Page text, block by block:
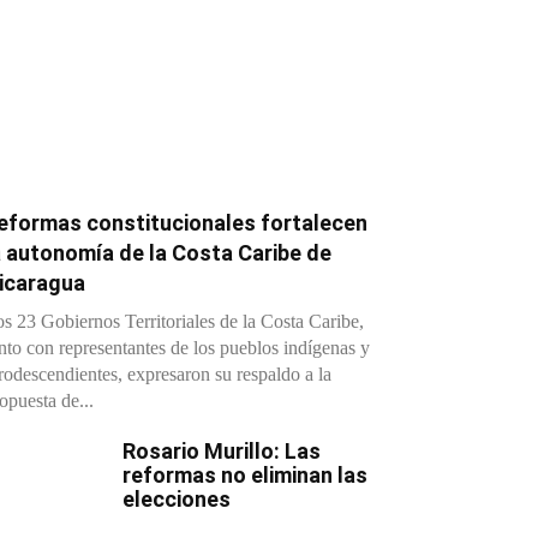
constitucionales fortalecen
autonomía de la Costa Caribe de
23 Gobiernos Territoriales de la Costa Caribe,
con representantes de los pueblos indígenas y
expresaron su respaldo a la
de...
Rosario Murillo: Las
reformas no eliminan las
elecciones